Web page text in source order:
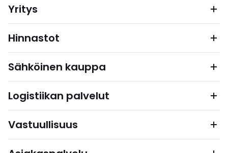
Yritys
Hinnastot
Sähköinen kauppa
Logistiikan palvelut
Vastuullisuus